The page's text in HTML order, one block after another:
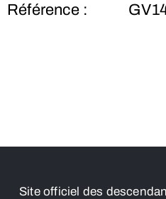
Référence :
Site officiel des